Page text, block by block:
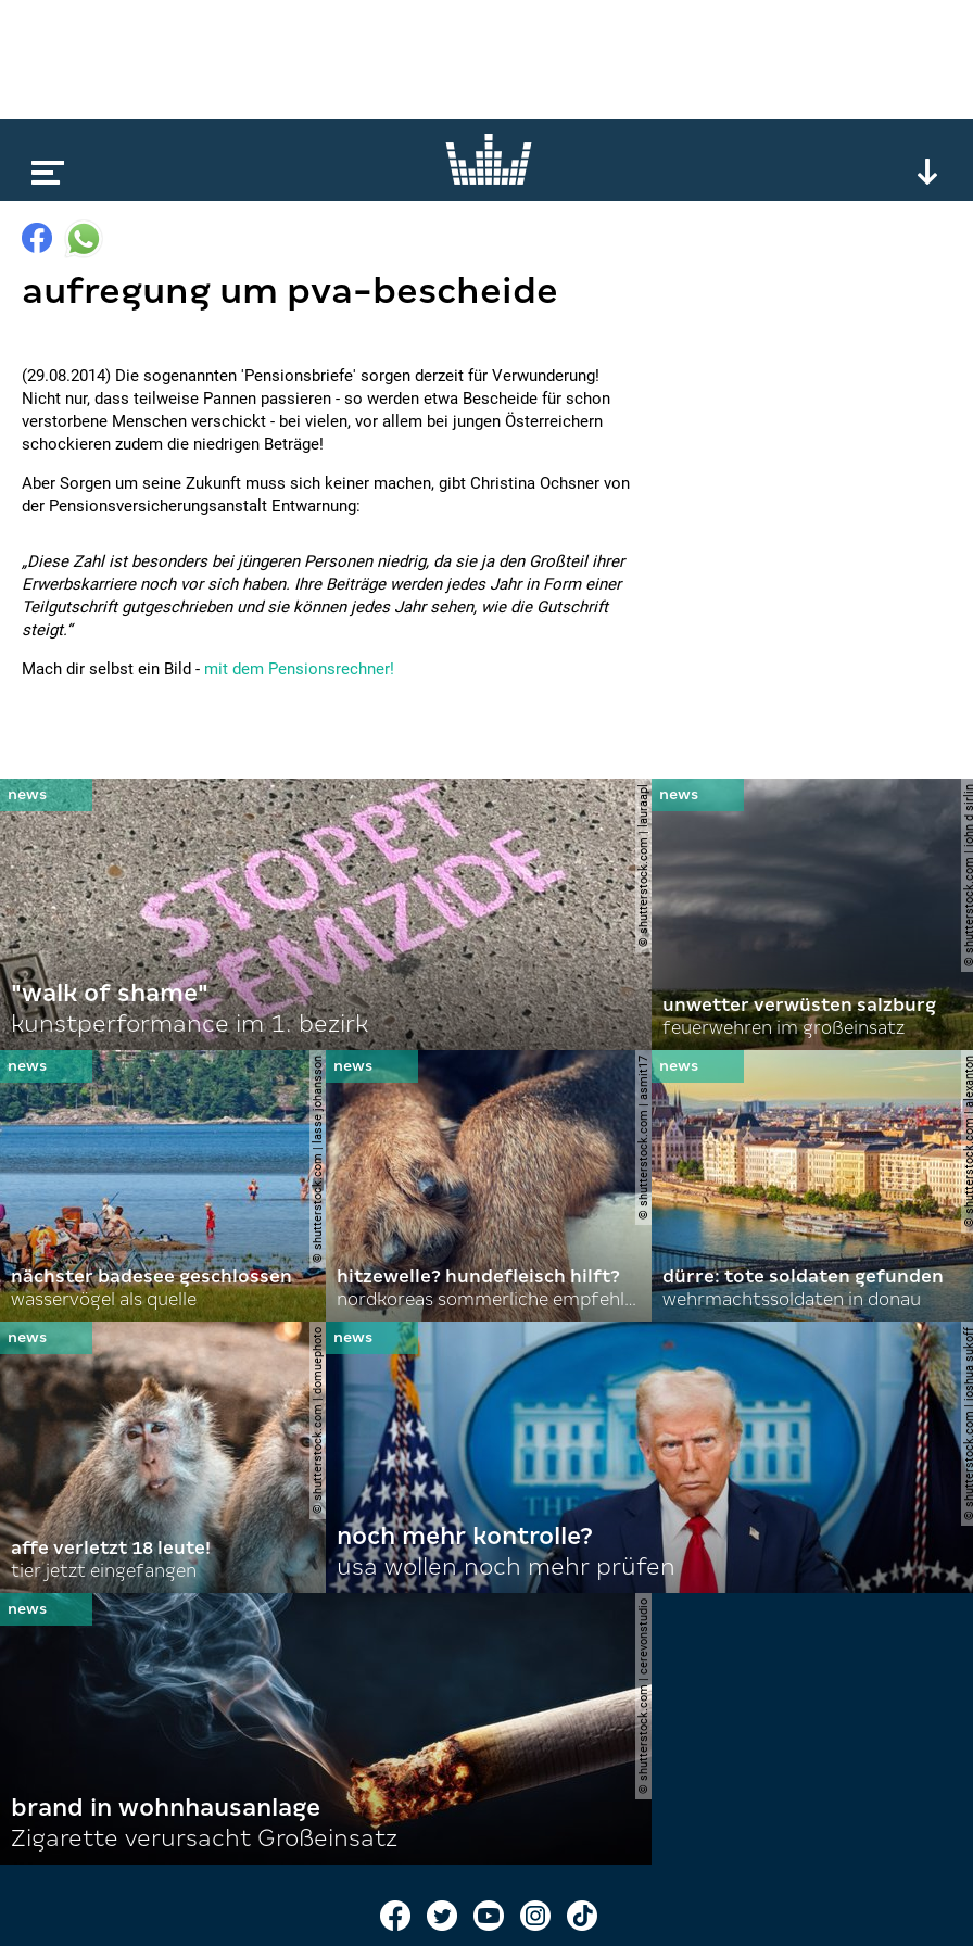
aufregung um pva-bescheide
(29.08.2014) Die sogenannten 'Pensionsbriefe' sorgen derzeit für Verwunderung!
Nicht nur, dass teilweise Pannen passieren - so werden etwa Bescheide für schon
verstorbene Menschen verschickt - bei vielen, vor allem bei jungen Österreichern
schockieren zudem die niedrigen Beträge!
Aber Sorgen um seine Zukunft muss sich keiner machen, gibt Christina Ochsner von
der Pensionsversicherungsanstalt Entwarnung:
„Diese Zahl ist besonders bei jüngeren Personen niedrig, da sie ja den Großteil ihrer
Erwerbskarriere noch vor sich haben. Ihre Beiträge werden jedes Jahr in Form einer
Teilgutschrift gutgeschrieben und sie können jedes Jahr sehen, wie die Gutschrift
steigt.“
Mach dir selbst ein Bild - mit dem Pensionsrechner!
© shutterstock.com | lauraapl
"walk of shame"
kunstperformance im 1. bezirk
©
unwetter verwüsten salzburg
feuerwehren im großeinsatz
© shutterstock.com | lasse johansson
nächster badesee geschlossen
wasservögel als quelle
© shutterstock.com | asmit17
hitzewelle? hundefleisch hilft?
nordkoreas sommerliche empfehlungen
©
dürre: tote soldaten gefunden
wehrmachtssoldaten in donau
© shutterstock.com | domuephoto
affe verletzt 18 leute!
tier jetzt eingefangen
©
noch mehr kontrolle?
usa wollen noch mehr prüfen
© shutterstock.com | cerevonstudio
brand in wohnhausanlage
Zigarette verursacht Großeinsatz